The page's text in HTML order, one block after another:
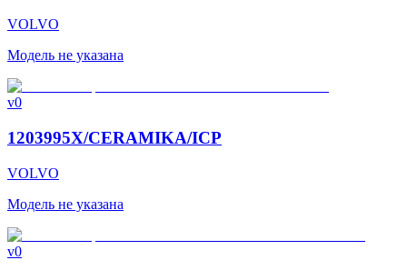
VOLVO
Модель не указана
v0
1203995X/CERAMIKA/ICP
VOLVO
Модель не указана
v0